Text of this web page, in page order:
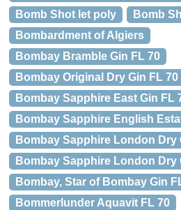
Bomb Shot let poly
Bomb
Bombardment of Algiers
Bombay Bramble Gin FL 70
Bombay Original Dry Gin FL 70
Bombay Sapphire East Gin FL
Bombay Sapphire English
Bombay Sapphire London Dry
Bombay Sapphire London Dry
Bombay, Star of Bombay Gin
Bommerlunder Aquavit FL 70